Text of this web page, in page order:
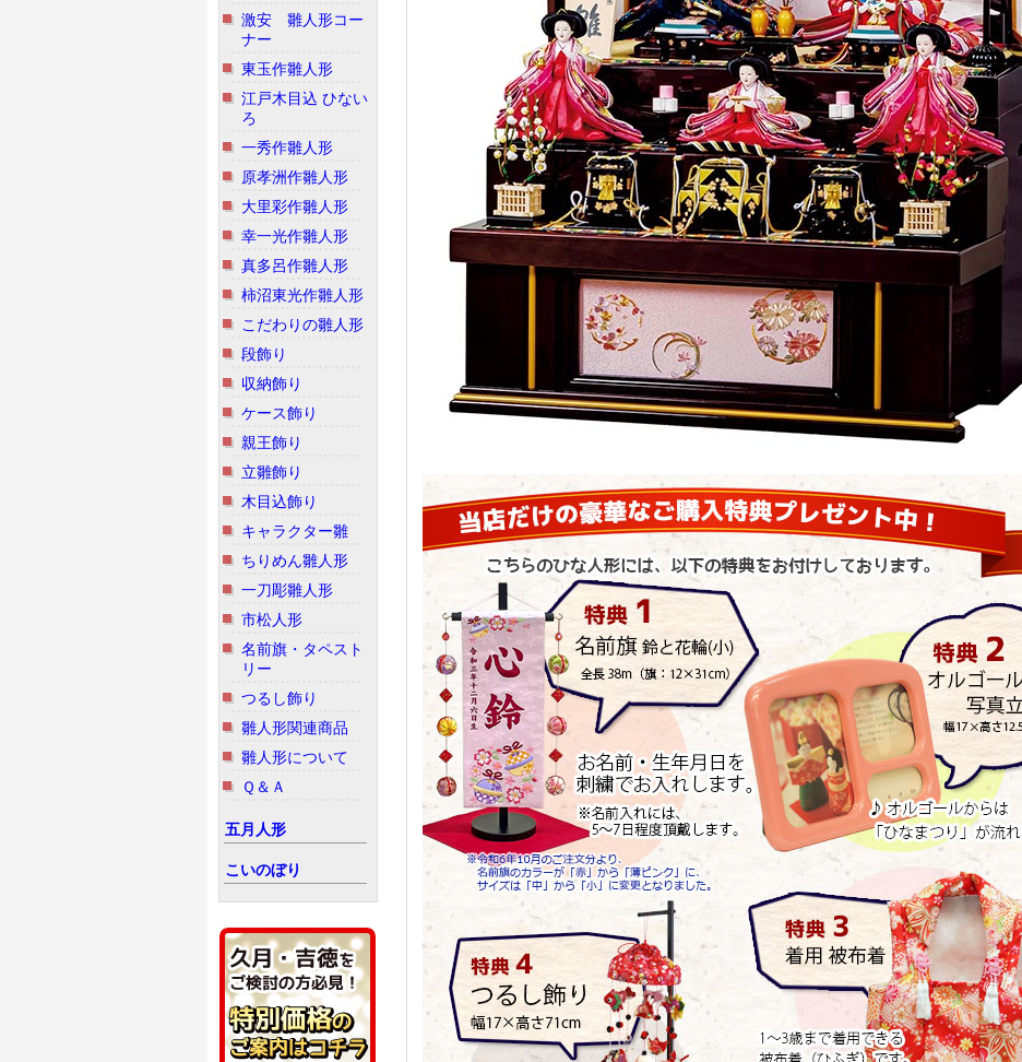
激安 雛人形コー
ナー
東玉作雛人形
江戸木目込 ひない
ろ
一秀作雛人形
原孝洲作雛人形
大里彩作雛人形
幸一光作雛人形
真多呂作雛人形
柿沼東光作雛人形
こだわりの雛人形
段飾り
収納飾り
ケース飾り
親王飾り
立雛飾り
木目込飾り
キャラクター雛
ちりめん雛人形
一刀彫雛人形
市松人形
名前旗・タペスト
リー
つるし飾り
雛人形関連商品
雛人形について
Ｑ＆Ａ
五月人形
こいのぼり